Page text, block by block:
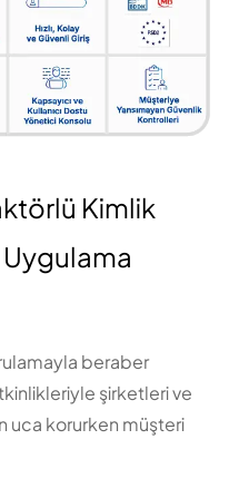
Kimlik
beraber
şirketleri ve
uca korurken müşteri